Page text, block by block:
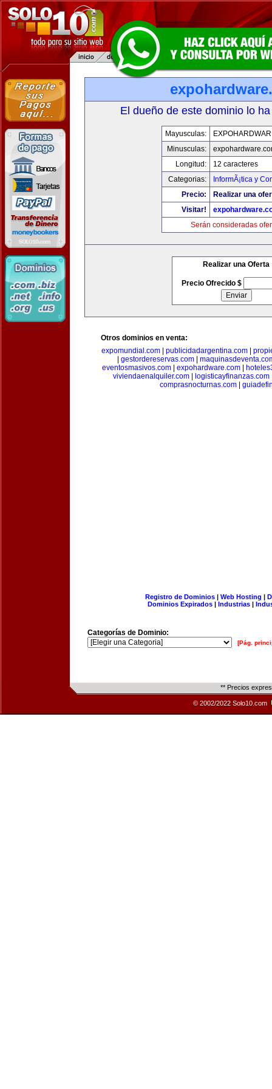
El dueño de este dominio lo
Mayusculas:
Minusculas:
Longitud:
12 caracteres
Categorias:
InformÃ¡tica y
Precio:
Realizar una
Visitar!
Serán consideradas
Realizar una Oferta
Precio Ofrecido $
Otros dominios en venta:
expomundial.com| publicidadargentina.com|
gestordereservas.com|
eventosmasivos.com
expohardware.com
viviendaenalquiler.com
logisticayfinanzas.com
comprasnocturnas.com
Registro de Dominios| Web Hosting |
Dominios Expirados | Industrias |
Categorías de Dominio:
[Pág.
** Precios
© 2002/2022 Solo10.com